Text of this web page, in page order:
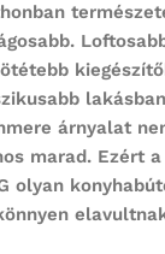
árnyalat
marad. Ezért a
olyan